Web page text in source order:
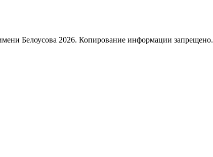
Белоусова 2026. Копирование информации запрещено.